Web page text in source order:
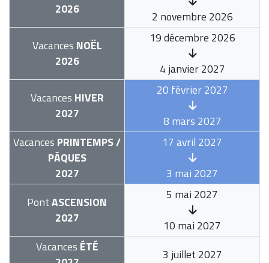
2026
2 novembre 2026
Vacances NOËL
2026
19 décembre 2026
4 janvier 2027
Vacances HIVER
2027
20 février 2027
8 mars 2027
Vacances PRINTEMPS /
PÂQUES
2027
17 avril 2027
3 mai 2027
PontASCENSION
2027
5 mai 2027
10 mai 2027
Vacances ÉTÉ
3 juillet 2027